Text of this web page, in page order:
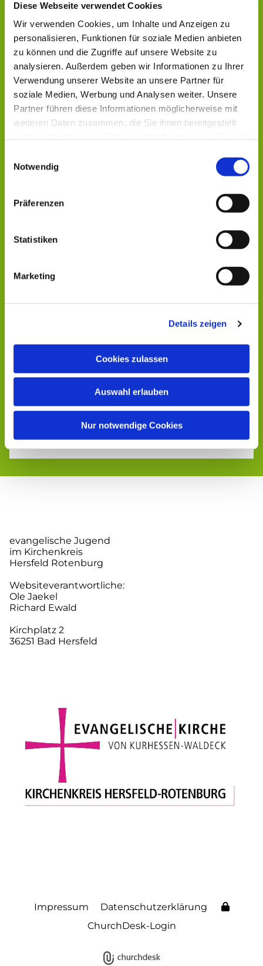
Diese Webseite verwendet Cookies
Wir verwenden Cookies, um Inhalte und Anzeigen zu
personalisieren, Funktionen für soziale Medien anbieten
zu können und die Zugriffe auf unsere Website zu
analysieren. Außerdem geben wir Informationen zu Ihrer
Verwendung unserer Website an unsere Partner für
soziale Medien, Werbung und Analysen weiter. Unsere
Partner führen diese Informationen möglicherweise mit
weiteren Daten zusammen, die Sie ihnen bereitgestellt
Notwendig
Präferenzen
Statistiken
Marketing
Details zeigen
Cookies zulassen
Auswahl erlauben
Nur notwendige Cookies
Dies könnte Sie auch
evangelische Jugend
im Kirchenkreis
Hersfeld Rotenburg
Websiteverantwortliche:
Ole Jaekel
Richard Ewald
Kirchplatz 2
36251 Bad Hersfeld
Impressum
Datenschutzerklärung
ChurchDesk-Login